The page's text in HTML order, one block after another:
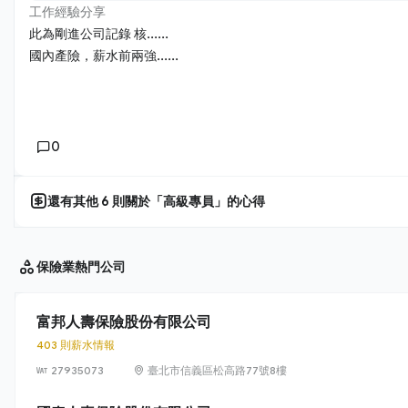
工作經驗分享
此為剛進公司記錄 核......
國內產險，薪水前兩強......
0
還有其他6 則關於「高級專員 」的心得
保險業熱門公司
富邦人壽保險股份有限公司
403 則薪水情報
27935073
臺北市信義區松高路77號8樓